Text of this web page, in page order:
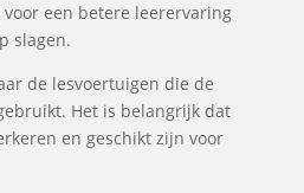
een betere leerervaring
slagen.
de lesvoertuigen die de
Het is belangrijk dat
en geschikt zijn voor